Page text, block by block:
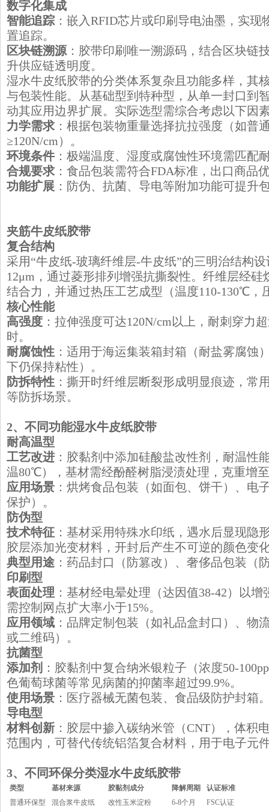
​数字化集成
智能追踪 ：嵌入RFID芯片或印刷导电油墨，实
置追踪。
区块链溯源 ：胶带印刷唯一溯源码，结合区块链
升供应链透明度。
湿水牛皮纸胶带的分类体系复杂且功能多样，其
与包装性能。从基础型到特种型，从单一封口到
动其应用边界扩展。实际选型需综合考虑以下因
力学需求 ：根据包装物重量选择抗拉强度（如普
≥120N/cm）。
环境条件 ：极端温度、湿度或腐蚀性环境需匹配
合规要求 ：食品包装需符合FDA标准，出口商品
功能扩展 ：防伪、抗菌、导电等附加功能可提升
​夹筋牛皮纸胶带
复合结构
采用“牛皮纸-玻璃纤维层-牛皮纸”的三明治结构
12μm，通过菱形排列增强抗撕裂性。纤维层经
结合力，并通过热压工艺成型（温度110-130℃，
核心性能
高强度 ：拉伸强度可达120N/cm以上，耐刺穿力
时。
耐腐蚀性 ：适用于海运集装箱封箱（耐盐雾腐蚀
下仍保持粘性）。
防拆特性 ：撕开时纤维层断裂形成明显痕迹，常
等防拆场景。
​2、不同功能湿水牛皮纸胶带
​耐高温型
工艺改进 ：胶黏剂中添加硅酸盐改性剂，耐温性
温80℃），基材需经酚醛树脂浸渍处理，克重增至
应用场景 ：烘烤食品包装（如面包、饼干）、电
保护）。
​防伪型
技术特征 ：基材采用特殊水印纸，遇水后显现隐
胶层添加光变材料，开封后产生不可逆的颜色变
典型用途 ：药品封口（防篡改）、奢侈品包装（
​印刷型
表面处理 ：基材经电晕处理（达因值38-42）以
需控制网点扩大率小于15%。
应用领域 ：品牌定制包装（如礼品盒封口）、物
或二维码）。
​抗菌型
添加剂 ：胶黏剂中复合纳米银粒子（浓度50-
色葡萄球菌等常见病菌的抑菌率超过99.9%。
使用场景 ：医疗器械无菌包装、食品级防护封箱
​导电型
材料创新 ：胶层中掺入碳纳米管（CNT），体积
范围内，可替代传统铝箔复合材料，用于电子元
​3、不同环保分类湿水牛皮纸胶带
​类型 ​基材来源 ​胶黏剂成分 ​降解周期
​认证标准
普通环保型
混合浆牛皮纸 改性玉米淀粉 6-8个月
FSC认证